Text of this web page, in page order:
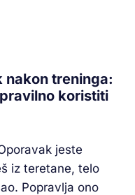
nakon treninga:
koristiti
jeste
iz teretane, telo
Popravlja ono